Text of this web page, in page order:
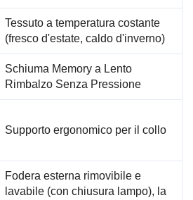
Tessuto a temperatura costante
(fresco d'estate, caldo d'inverno)
Schiuma Memory a Lento
Rimbalzo Senza Pressione
Supporto ergonomico per il collo
Fodera esterna rimovibile e
lavabile (con chiusura lampo), la